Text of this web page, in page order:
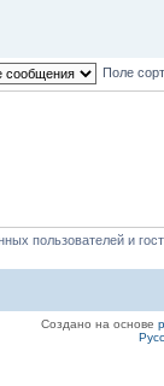
Поле
пользователей и
Создано на основе